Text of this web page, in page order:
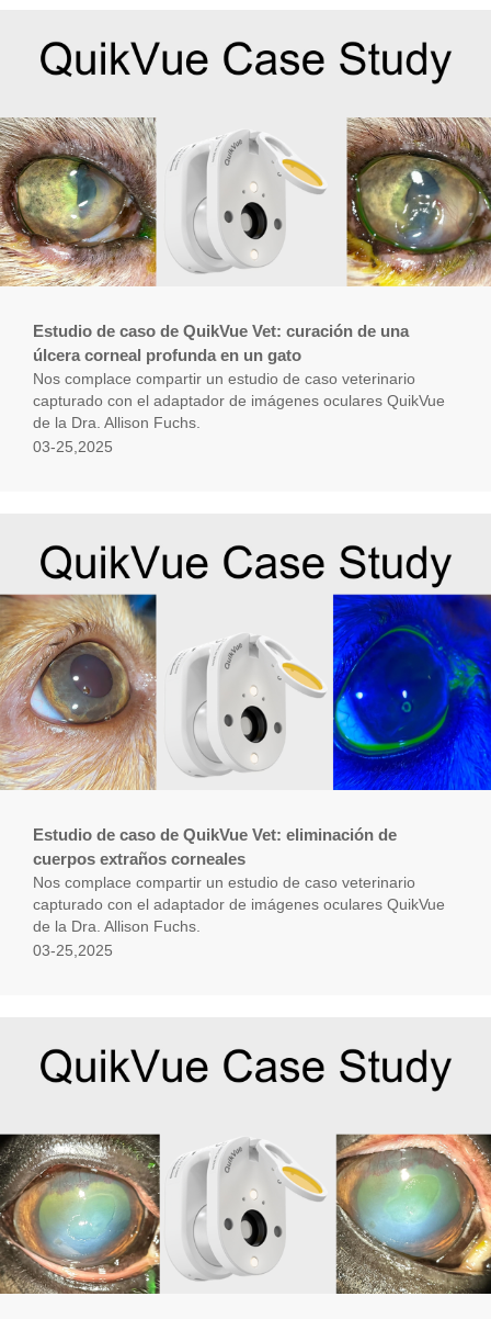
Estudio de caso de QuikVue Vet: curación de una
úlcera corneal profunda en un gato
Nos complace compartir un estudio de caso veterinario
capturado con el adaptador de imágenes oculares QuikVue
de la Dra. Allison Fuchs.
03-25,2025
Estudio de caso de QuikVue Vet: eliminación de
cuerpos extraños corneales
Nos complace compartir un estudio de caso veterinario
capturado con el adaptador de imágenes oculares QuikVue
de la Dra. Allison Fuchs.
03-25,2025